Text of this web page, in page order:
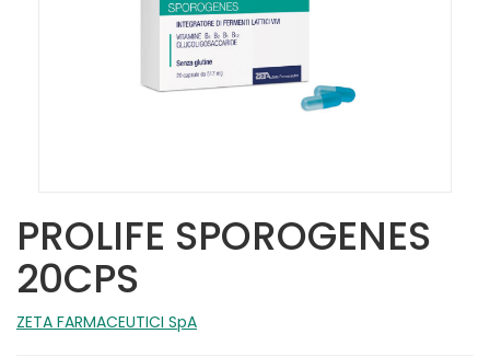
PROLIFE SPOROGENES
20CPS
ZETA FARMACEUTICI SpA